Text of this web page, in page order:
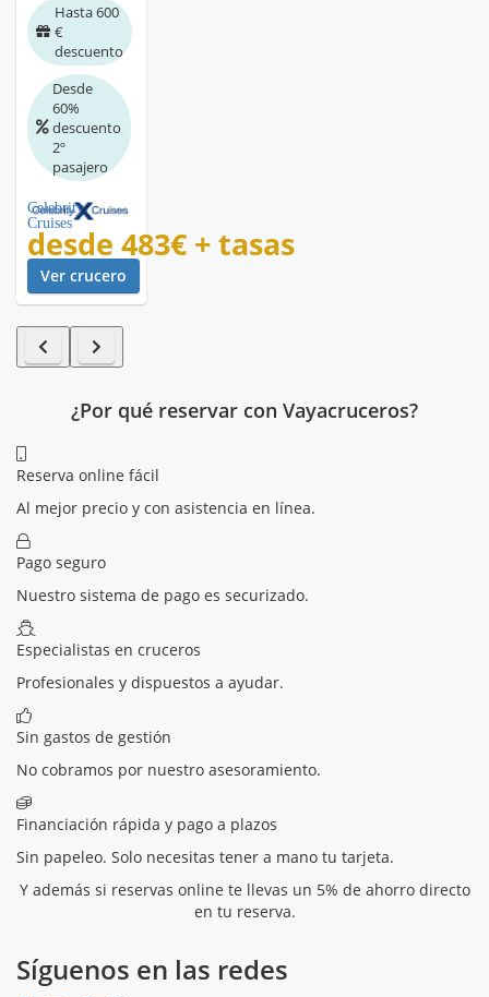
Hasta 600
€
descuento
Desde
60%
descuento
2º
pasajero
Celebrity
Cruises
desde 483€ + tasas
Ver crucero
¿Por qué reservar con Vayacruceros?
Reserva online fácil
Al mejor precio y con asistencia en línea.
Pago seguro
Nuestro sistema de pago es securizado.
Especialistas en cruceros
Profesionales y dispuestos a ayudar.
Sin gastos de gestión
No cobramos por nuestro asesoramiento.
Financiación rápida y pago a plazos
Sin papeleo. Solo necesitas tener a mano tu tarjeta.
Y además si reservas online te llevas un 5% de ahorro directo
en tu reserva.
Síguenos en las redes